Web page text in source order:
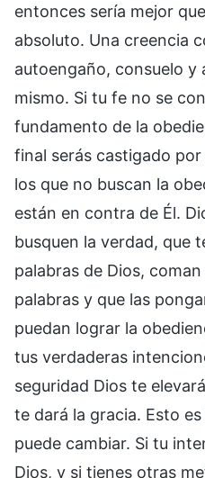
entonces sería mejor
absoluto. Una creencia
autoengaño, consuelo y
mismo. Si tu fe no se
fundamento de la
final serás castigado
los que no buscan la
están en contra de Él.
busquen la verdad, que
palabras de Dios,
palabras y que las
puedan lograr la
tus verdaderas
seguridad Dios te
te dará la gracia. Esto
puede cambiar. Si tu
Dios, y si tienes otras